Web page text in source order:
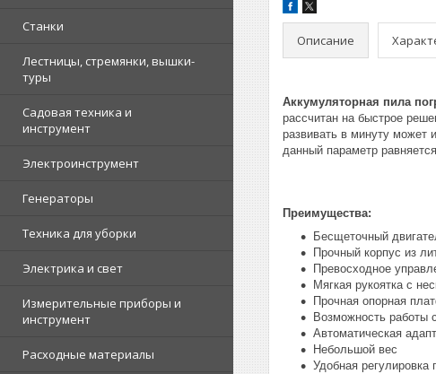
Станки
Лестницы, стремянки, вышки-
туры
Садовая техника и
инструмент
Электроинструмент
Генераторы
Техника для уборки
Электрика и свет
Измерительные приборы и
инструмент
Расходные материалы
Описание
Аккумуляторная пила
рассчитан на быстрое
развивать в минуту может
данный параметр
Преимущества:
Бесщеточный
Прочный корпус из
Превосходное
Мягкая рукоятка с
Прочная опорная
Возможность
Автоматическая
Небольшой вес
Удобная регулировка